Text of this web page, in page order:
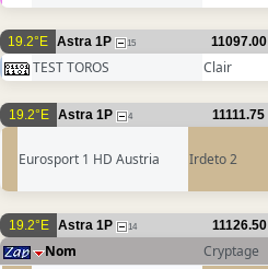
19.2°E Astra 1P 15 11097.00
TEST TOROS Clair
19.2°E Astra 1P 4 11111.75
Eurosport 1 HD Austria Irdeto 2
19.2°E Astra 1P 14 11126.50
Nom Cryptage